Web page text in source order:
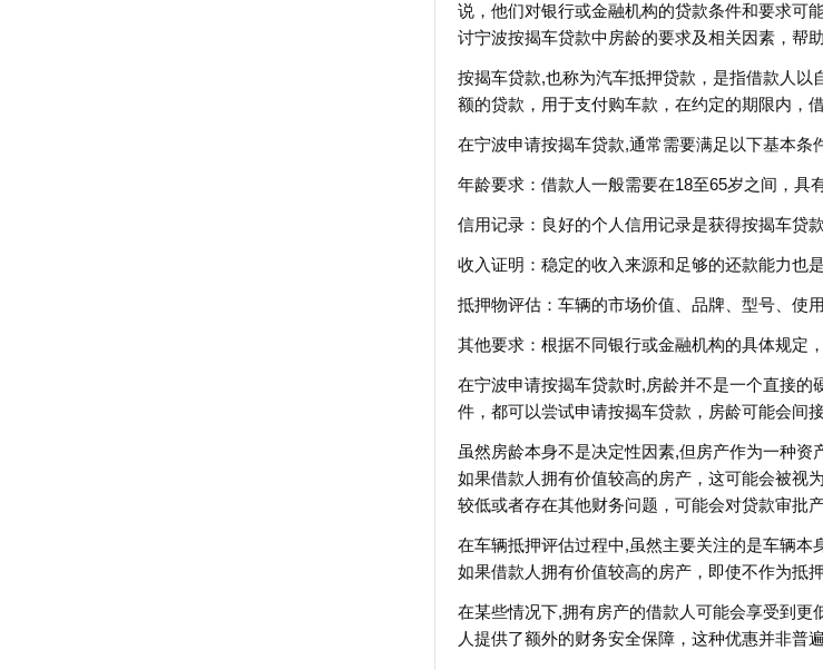
说，他们对银行或金融机构的贷款条件和要求可
讨宁波按揭车贷款中房龄的要求及相关因素，帮
按揭车贷款,也称为汽车抵押贷款，是指借款人
额的贷款，用于支付购车款，在约定的期限内，
在宁波申请按揭车贷款,通常需要满足以下基本条
年龄要求：借款人一般需要在18至65岁之间，具
信用记录：良好的个人信用记录是获得按揭车贷款
收入证明：稳定的收入来源和足够的还款能力也
抵押物评估：车辆的市场价值、品牌、型号、使
其他要求：根据不同银行或金融机构的具体规定
在宁波申请按揭车贷款时,房龄并不是一个直接
件，都可以尝试申请按揭车贷款，房龄可能会间
虽然房龄本身不是决定性因素,但房产作为一种资
如果借款人拥有价值较高的房产，这可能会被视
较低或者存在其他财务问题，可能会对贷款审批产
在车辆抵押评估过程中,虽然主要关注的是车辆本
如果借款人拥有价值较高的房产，即使不作为抵
在某些情况下,拥有房产的借款人可能会享受到
人提供了额外的财务安全保障，这种优惠并非普